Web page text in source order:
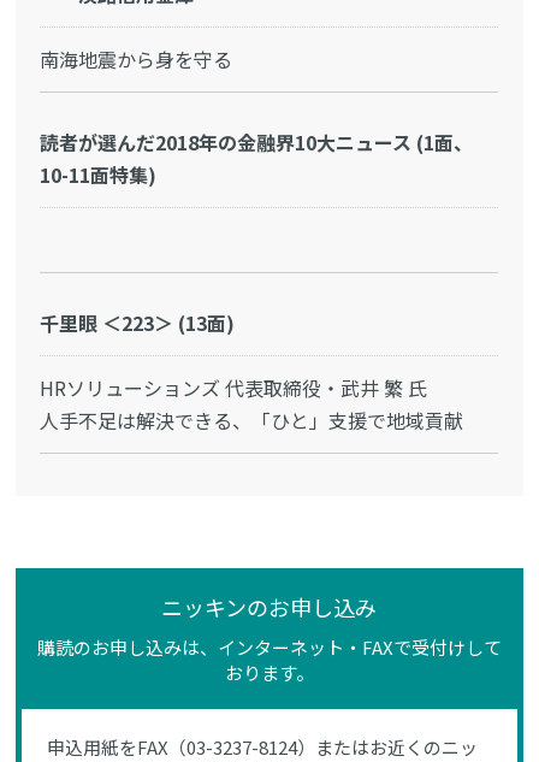
南海地震から身を守る
読者が選んだ2018年の金融界10大ニュース (1面、
10-11面特集)
千里眼 ＜223＞ (13面)
HRソリューションズ 代表取締役・武井 繁 氏
人手不足は解決できる、「ひと」支援で地域貢献
ニッキンのお申し込み
購読のお申し込みは、インターネット・FAXで受付けして
おります。
申込用紙をFAX（03-3237-8124）またはお近くのニッ